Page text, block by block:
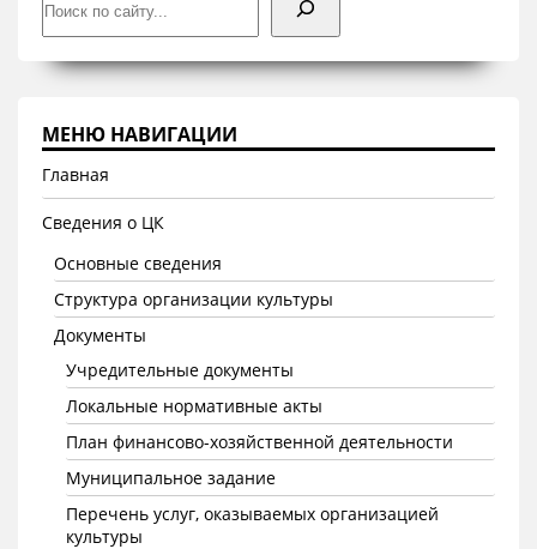
МЕНЮ НАВИГАЦИИ
Главная
Сведения о ЦК
Основные сведения
Структура организации культуры
Документы
Учредительные документы
Локальные нормативные акты
План финансово-хозяйственной деятельности
Муниципальное задание
Перечень услуг, оказываемых организацией
культуры